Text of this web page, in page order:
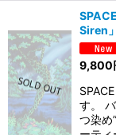
Siren」
9,800
す。
つ染め